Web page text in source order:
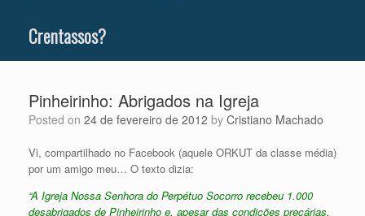
Crentassos?
Pinheirinho: Abrigados na Igreja
Posted on 24 de fevereiro de 2012 by Cristiano Machado
Vi, compartilhado no Facebook (aquele ORKUT da classe média)
por um amigo meu… O texto dizia:
“A Igreja Nossa Senhora do Perpétuo Socorro recebeu 1.000
desabrigados de Pinheirinho e, apesar das condições precárias,